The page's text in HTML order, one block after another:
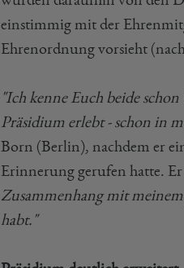
einstimmig mit der
Ehrenordnung vorsieht
"Ich kenne Euch beide
Präsidium erlebt - schon in
Born (Berlin), nachdem er
Erinnerung gerufen hatte. Er
Zusammenhang mit
habt."